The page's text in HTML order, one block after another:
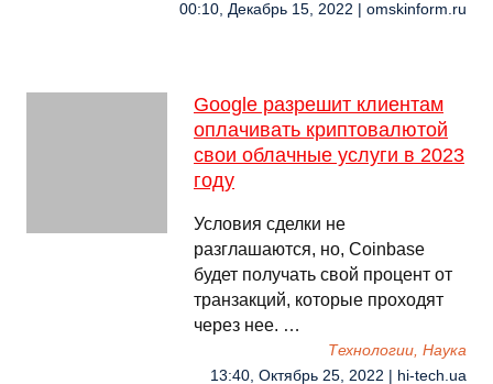
00:10, Декабрь 15, 2022 | omskinform.ru
Google разрешит клиентам
оплачивать криптовалютой
свои облачные услуги в 2023
году
Условия сделки не
разглашаются, но, Coinbase
будет получать свой процент от
транзакций, которые проходят
через нее. …
Технологии, Наука
13:40, Октябрь 25, 2022 | hi-tech.ua